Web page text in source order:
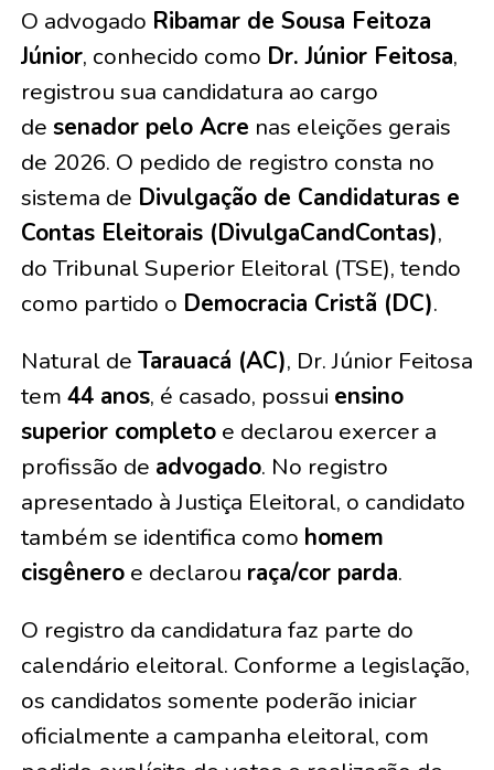
O advogado Ribamar de Sousa Feitoza
Júnior, conhecido como Dr. Júnior Feitosa,
registrou sua candidatura ao cargo
de senador pelo Acre nas eleições gerais
de 2026. O pedido de registro consta no
sistema de Divulgação de Candidaturas e
Contas Eleitorais (DivulgaCandContas),
do Tribunal Superior Eleitoral (TSE), tendo
como partido o Democracia Cristã (DC).
Natural de Tarauacá (AC), Dr. Júnior Feitosa
tem 44 anos, é casado, possui ensino
superior completoe declarou exercer a
profissão de advogado. No registro
apresentado à Justiça Eleitoral, o candidato
também se identifica como homem
cisgêneroe declarou raça/cor parda.
O registro da candidatura faz parte do
calendário eleitoral. Conforme a legislação,
os candidatos somente poderão iniciar
oficialmente a campanha eleitoral, com